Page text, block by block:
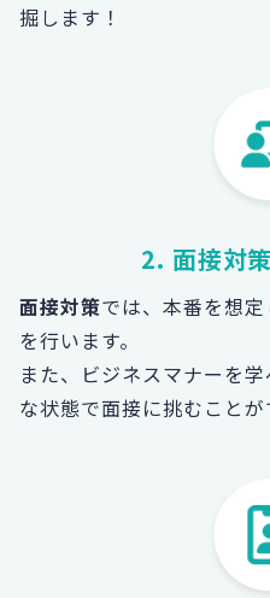
掘します！
2. 面接対
面接対策では、本番を想定
を行います。
また、ビジネスマナーを
な状態で面接に挑むことが